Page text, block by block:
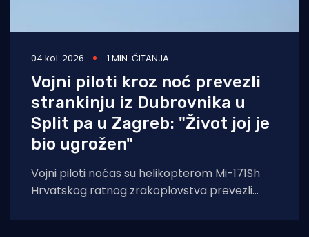
04 kol. 2026 1 MIN. ČITANJA
Vojni piloti kroz noć prevezli
strankinju iz Dubrovnika u
Split pa u Zagreb: "Život joj je
bio ugrožen"
Vojni piloti noćas su helikopterom Mi-171Sh
Hrvatskog ratnog zrakoplovstva prevezli